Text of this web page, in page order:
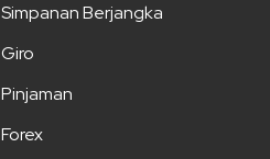
Simpanan Berjangka
Giro
Pinjaman
Forex